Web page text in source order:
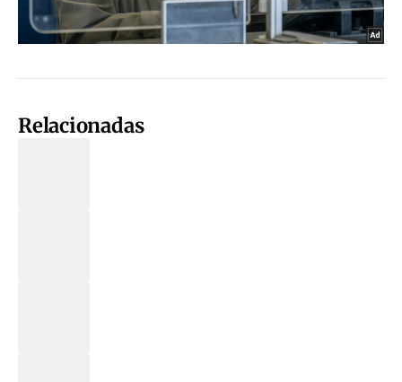
Relacionadas